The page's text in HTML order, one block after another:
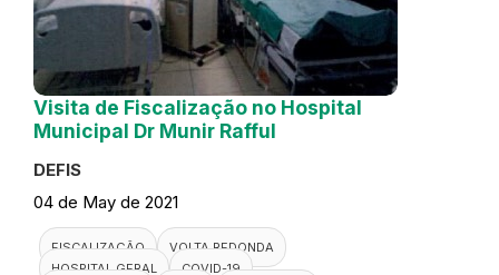
Visita de Fiscalização no Hospital
Municipal Dr Munir Rafful
DEFIS
04 de May de 2021
FISCALIZAÇÃO
VOLTA REDONDA
HOSPITAL GERAL
COVID-19